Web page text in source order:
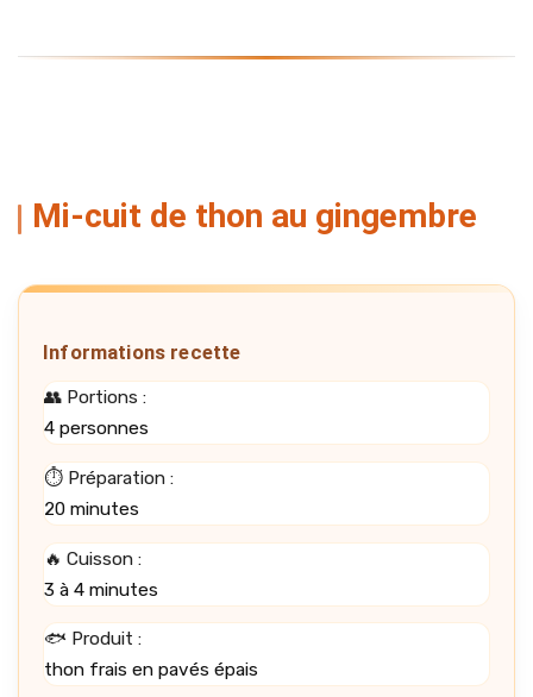
Mi-cuit de thon au gingembre
Informations recette
👥 Portions :
4 personnes
⏱️ Préparation :
20 minutes
🔥 Cuisson :
3 à 4 minutes
🐟 Produit :
thon frais en pavés épais